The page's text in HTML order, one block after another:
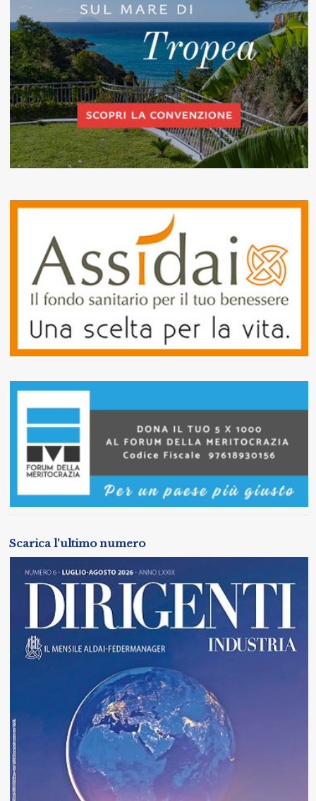
Scarica l'ultimo numero